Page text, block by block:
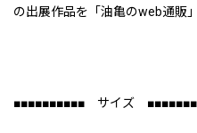
の出展作品を「油亀のweb通販
■■■■■■■■■■ サイズ